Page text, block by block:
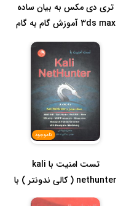
تری دی مکس به بیان ساده
3ds max آموزش گام به گام
برای ...
ناموجود
تست امنیت با kali
nethunter ( کالی ندونتر ) با
استفاد...